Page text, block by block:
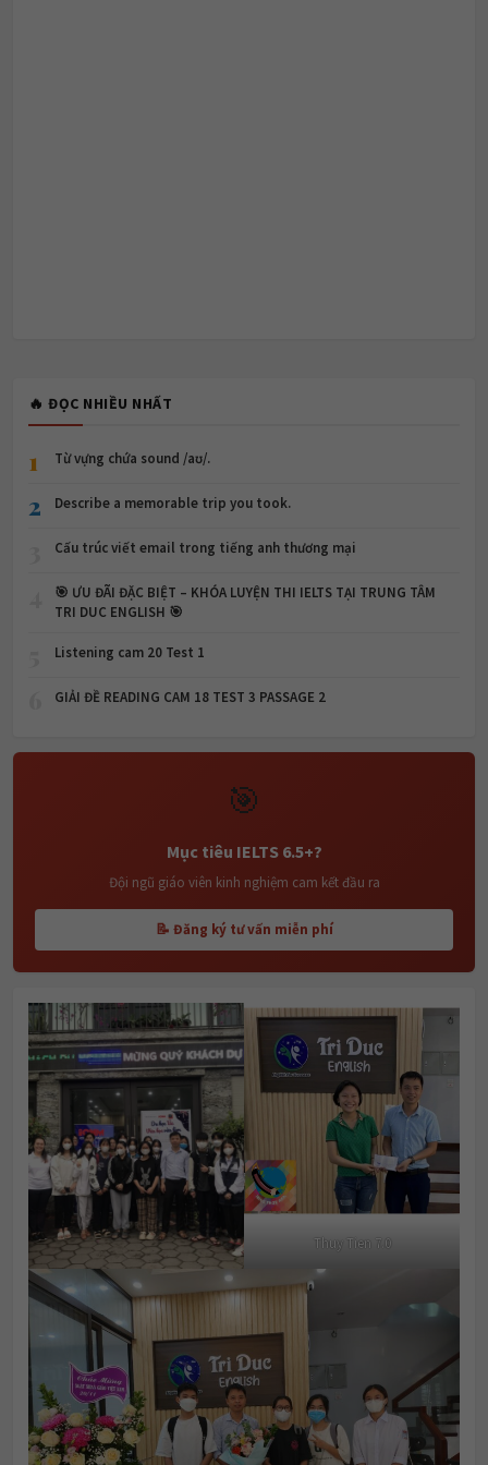
🔥 ĐỌC NHIỀU NHẤT
1 Từ vựng chứa sound /aʊ/.
2 Describe a memorable trip you took.
Cấu trúc viết email trong tiếng anh thương mại
🎯 ƯU ĐÃI ĐẶC BIỆT – KHÓA LUYỆN THI IELTS TẠI TRUNG TÂM
TRI DUC ENGLISH 🎯
Listening cam 20 Test 1
GIẢI ĐỀ READING CAM 18 TEST 3 PASSAGE 2
🎯
Mục tiêu IELTS 6.5+?
Đội ngũ giáo viên kinh nghiệm cam kết đầu ra
📝 Đăng ký tư vấn miễn phí
Thuy Tien 7.0